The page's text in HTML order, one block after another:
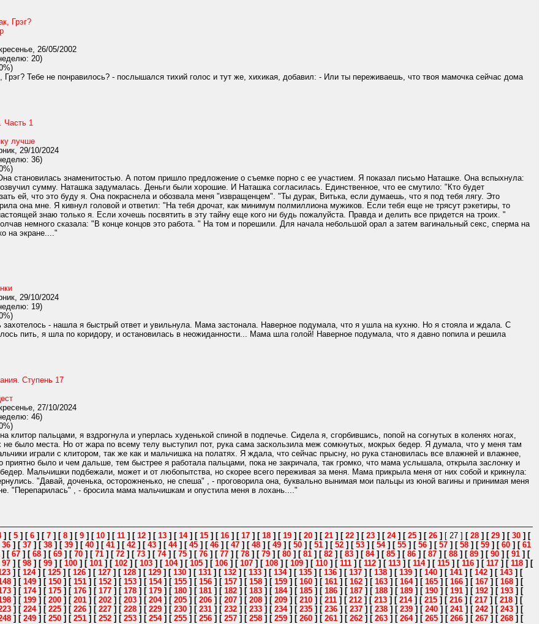
Грэг?
26/05/2002
20)
Грэг? Тебе не понравилось? - послышался тихий голос и тут же, хихикая, добавил: - Или ты переживаешь, что твоя мамочка сейчас дома
Часть 1
лучше
29/10/2024
36)
становилась знаменитостью. А потом пришло предложение о съемке порно с ее участием. Я показал письмо Наташке. Она вспыхнула:
сумму. Наташка задумалась. Деньги были хорошие. И Наташка согласилась. Единственное, что ее смутило: "Кто будет
ей, что это буду я. Она покраснела и обозвала меня "извращенцем". "Ты дурак, Витька, если думаешь, что я под тебя лягу. Это
она мне. Я кивнул головой и ответил: "На тебя дрочат, как минимум полмиллиона мужиков. Если тебя еще не трясут рэкетиры, то
знаю только я. Если хочешь посвятить в эту тайну еще кого ни будь пожалуйста. Правда и делить все придется на троих. "
немного сказала: "В конце концов это работа. " На том и порешили. Для начала небольшой орал а затем вагинальный секс, сперма на
на экране...."
29/10/2024
19)
- нашла я быстрый ответ и увильнула. Мама застонала. Наверное подумала, что я ушла на кухню. Но я стояла и ждала. С
пить, я шла по коридору, и остановилась в неожиданности... Мама шла голой! Наверное подумала, что я давно попила и решила
Ступень 17
27/10/2024
46)
клитор пальцами, я вздрогнула и уперлась худенькой спиной в подпечье. Сидела я, сгорбившись, попой на согнутых в коленях ногах,
не было места. Но от жара по всему телу выступил пот, рука сама заскользила меж сомкнутых, мокрых бедер. Я думала, что у меня там
играли с клитором, так же как и мальчишка на полатях. Я ждала, что сейчас прысну, но рука становилась все влажней и влажнее,
приятно было и чем дальше, тем быстрее я работала пальцами, пока не закричала, так громко, что мама услышала, открыла заслонку и
Мальчишки подбежали, может и от любопытства, но скорее всего переживая за меня. Мама прикрыла меня от них собой и крикнула:
"Давай, доченька, осторожненько, не спеша" , - проговорила она, буквально вынимая мои пальцы из юной вагины и принимая меня
"Перепарилась" , - бросила мама мальчишкам и опустила меня в лохань...."
] [ 5 ] [ 6 ] [ 7 ] [ 8 ] [ 9 ] [ 10 ] [ 11 ] [ 12 ] [ 13 ] [ 14] [ 15 ] [ 16 ] [ 17 ] [ 18 ] [ 19 ] [ 20 ] [ 21 ] [ 22 ] [ 23 ] [ 24] [ 25 ] [ 26 ] [ 27 ] [ 28 ] [ 29 ] [ 30 ] [
36 ] [ 37 ] [ 38 ] [ 39 ] [ 40 ] [ 41 ] [ 42 ] [ 43 ] [ 44] [ 45 ] [ 46 ] [ 47 ] [ 48 ] [ 49 ] [ 50 ] [ 51 ] [ 52 ] [ 53 ] [ 54] [ 55 ] [ 56 ] [ 57 ] [ 58 ] [ 59 ] [ 60 ] [ 61
] [ 67 ] [ 68 ] [ 69 ] [ 70 ] [ 71 ] [ 72 ] [ 73 ] [ 74] [ 75 ] [ 76 ] [ 77 ] [ 78 ] [ 79 ] [ 80 ] [ 81 ] [ 82 ] [ 83 ] [ 84] [ 85 ] [ 86 ] [ 87 ] [ 88 ] [ 89 ] [ 90 ] [ 91 ] [
97 ] [ 98 ] [ 99 ] [ 100 ] [ 101 ] [ 102 ] [ 103 ] [ 104] [ 105 ] [ 106 ] [ 107 ] [ 108 ] [ 109 ] [ 110 ] [ 111 ] [ 112 ] [ 113 ] [ 114] [ 115 ] [ 116 ] [ 117 ] [ 118 ] [
] [ 124] [ 125 ] [ 126 ] [ 127 ] [ 128 ] [ 129 ] [ 130 ] [ 131 ] [ 132 ] [ 133 ] [ 134] [ 135 ] [ 136 ] [ 137 ] [ 138 ] [ 139 ] [ 140 ] [ 141 ] [ 142 ] [ 143 ] [
] [ 149 ] [ 150 ] [ 151 ] [ 152 ] [ 153 ] [ 154] [ 155 ] [ 156 ] [ 157 ] [ 158 ] [ 159 ] [ 160 ] [ 161 ] [ 162 ] [ 163 ] [ 164] [ 165 ] [ 166 ] [ 167 ] [ 168 ] [
] [ 174] [ 175 ] [ 176 ] [ 177 ] [ 178 ] [ 179 ] [ 180 ] [ 181 ] [ 182 ] [ 183 ] [ 184] [ 185 ] [ 186 ] [ 187 ] [ 188 ] [ 189 ] [ 190 ] [ 191 ] [ 192 ] [ 193 ] [
] [ 199 ] [ 200 ] [ 201 ] [ 202 ] [ 203 ] [ 204] [ 205 ] [ 206 ] [ 207 ] [ 208 ] [ 209 ] [ 210 ] [ 211 ] [ 212 ] [ 213 ] [ 214] [ 215 ] [ 216 ] [ 217 ] [ 218 ] [
] [ 224] [ 225 ] [ 226 ] [ 227 ] [ 228 ] [ 229 ] [ 230 ] [ 231 ] [ 232 ] [ 233 ] [ 234] [ 235 ] [ 236 ] [ 237 ] [ 238 ] [ 239 ] [ 240 ] [ 241 ] [ 242 ] [ 243 ] [
] [ 249 ] [ 250 ] [ 251 ] [ 252 ] [ 253 ] [ 254] [ 255 ] [ 256 ] [ 257 ] [ 258 ] [ 259 ] [ 260 ] [ 261 ] [ 262 ] [ 263 ] [ 264] [ 265 ] [ 266 ] [ 267 ] [ 268 ] [